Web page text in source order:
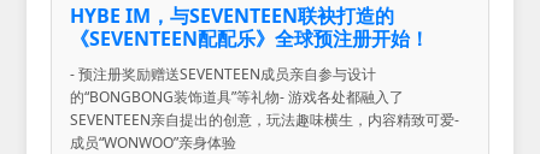
HYBE IM，与SEVENTEEN联袂打造的
《SEVENTEEN配配乐》全球预注册开始！
- 预注册奖励赠送SEVENTEEN成员亲自参与设计
的“BONGBONG装饰道具”等礼物- 游戏各处都融入了
SEVENTEEN亲自提出的创意，玩法趣味横生，内容精致可爱-
成员“WONWOO”亲身体验